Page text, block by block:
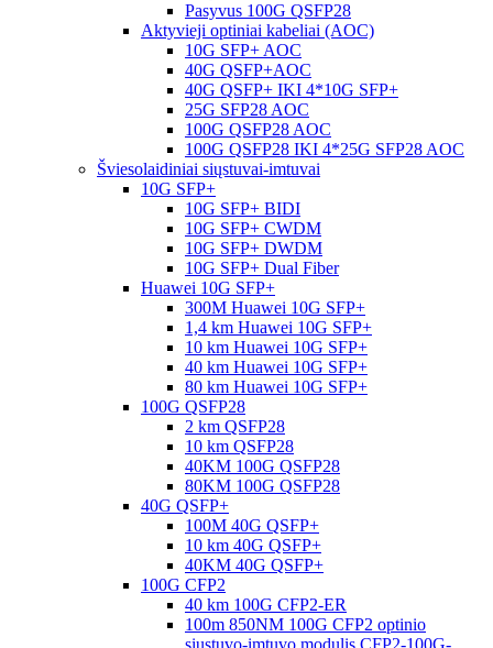
Pasyvus 100G QSFP28
Aktyvieji optiniai kabeliai (AOC)
10G SFP+ AOC
40G QSFP+AOC
40G QSFP+ IKI 4*10G SFP+
25G SFP28 AOC
100G QSFP28 AOC
100G QSFP28 IKI 4*25G SFP28 AOC
Šviesolaidiniai siųstuvai-imtuvai
10G SFP+
10G SFP+ BIDI
10G SFP+ CWDM
10G SFP+ DWDM
10G SFP+ Dual Fiber
Huawei 10G SFP+
300M Huawei 10G SFP+
1,4 km Huawei 10G SFP+
10 km Huawei 10G SFP+
40 km Huawei 10G SFP+
80 km Huawei 10G SFP+
100G QSFP28
2 km QSFP28
10 km QSFP28
40KM 100G QSFP28
80KM 100G QSFP28
40G QSFP+
100M 40G QSFP+
10 km 40G QSFP+
40KM 40G QSFP+
100G CFP2
40 km 100G CFP2-ER
100m 850NM 100G CFP2 optinio
siųstuvo-imtuvo modulis CFP2-100G-